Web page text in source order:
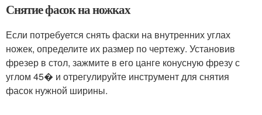
Снятие фасок на ножках
Если потребуется снять фаски на внутренних углах
ножек, определите их размер по чертежу. Установив
фрезер в стол, зажмите в его цанге конусную фрезу с
углом 45� и отрегулируйте инструмент для снятия
фасок нужной ширины.